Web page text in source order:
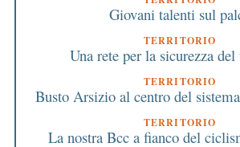
Giovani talenti sul
TERRITORIO
Una rete per la sicurezza
TERRITORIO
Busto Arsizio al centro del
TERRITORIO
La nostra Bcc a fianco del